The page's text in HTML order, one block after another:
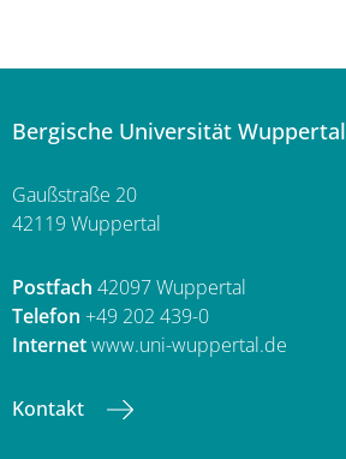
Bergische Universität Wuppertal
Gaußstraße 20
42119 Wuppertal
Postfach 42097 Wuppertal
Telefon +49 202 439-0
Internetwww.uni-wuppertal.de
Kontakt